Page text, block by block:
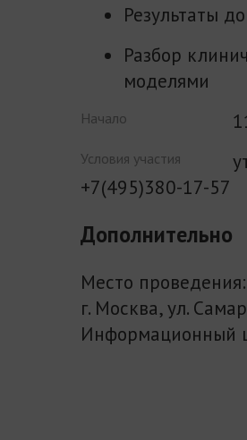
Результаты
Разбор
моделями
Начало
Условия участия
+7(495)380-17-57
Дополнительно
Место проведения:
г. Москва, ул.
Информационный